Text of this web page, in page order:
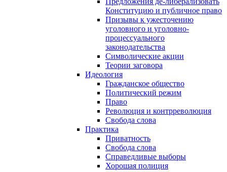
Конституцию и публичное право
Призывы к ужесточению
уголовного и уголовно-
процессуального
законодательства
Символические акции
Теории заговора
Идеология
Гражданское общество
Политический режим
Право
Революция и контрреволюция
Свобода слова
Практика
Приватность
Свобода слова
Справедливые выборы
Хорошая полиция